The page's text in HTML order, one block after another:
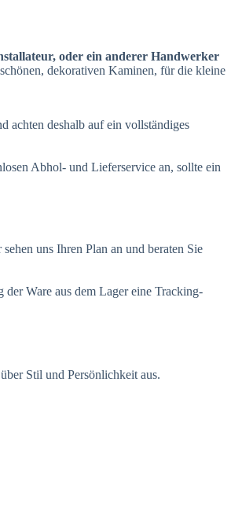
oder ein anderer Handwerker
dekorativen Kaminen, für die kleine
achten deshalb auf ein vollständiges
Abhol- und Lieferservice an, sollte ein
uns Ihren Plan an und beraten Sie
Ware aus dem Lager eine Tracking-
Stil und Persönlichkeit aus.